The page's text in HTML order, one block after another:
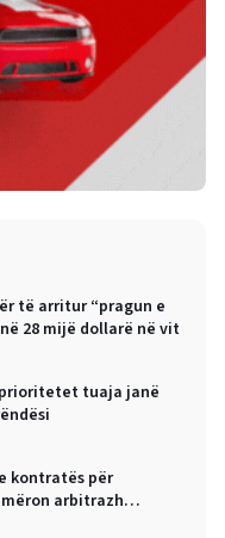
të arritur “pragun e
28 mijë dollarë në vit
tuaja janë
kontratës për
arbitrazh